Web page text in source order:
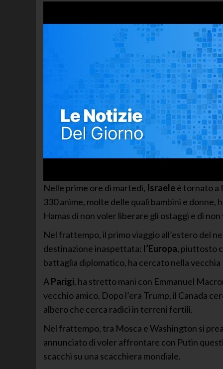
Nelle prime ore di martedì, Israeleè tornato a
330 anime, molte delle quali bambini e
Hamas di non voler liberare gli ostaggi e di
Nel frattempo, il primo viaggio all’estero del
destinazione inaspettata: l’Europa, piuttosto
battaglia diplomatico, ha cercato nella
AParigi, ha stretto mani con Emmanuel
vecchio amico. Dopo l’era Trump, il Canada
albero che cerca radici in terreni fertili.
Nel frattempo, tra Mosca e Washington si
annunciato di voler affrontare con Putin
scacchi su una scacchiera mondiale.